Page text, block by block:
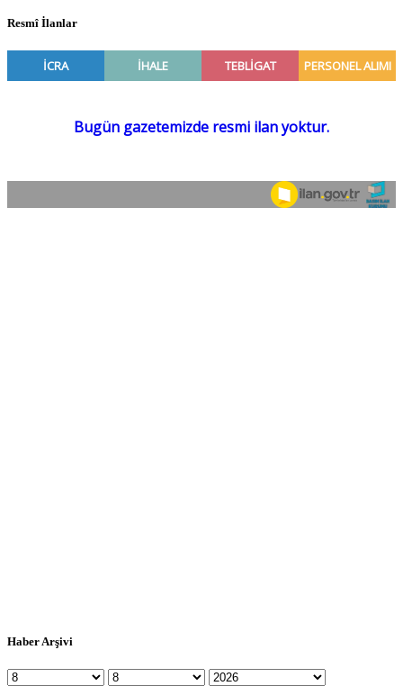
Resmî İlanlar
Haber Arşivi